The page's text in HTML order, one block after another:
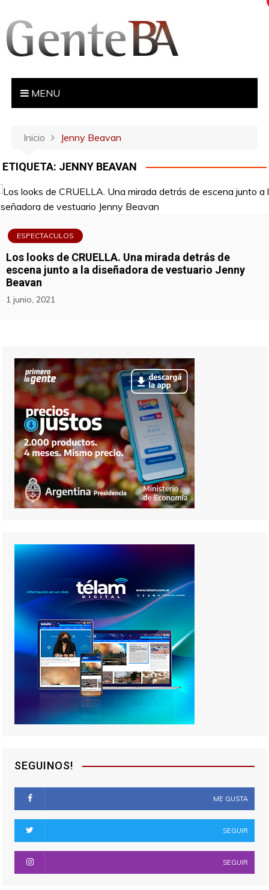
e
MENU
Inicio Jenny Beavan
ETIQUETA: JENNY BEAVAN
ESPECTACULOS
Los looks de CRUELLA. Una mirada detrás de
escena junto a la diseñadora de vestuario Jenny
Beavan
1 junio, 2021
SEGUINOS!
ME GUSTA
SEGUIR
SEGUIR